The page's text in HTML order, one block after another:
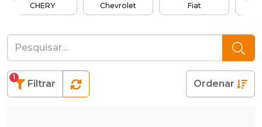
CHERY Chevrolet Fiat
Filtrar
1
Ordenar